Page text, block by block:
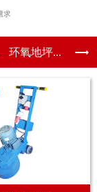
环氧地坪...